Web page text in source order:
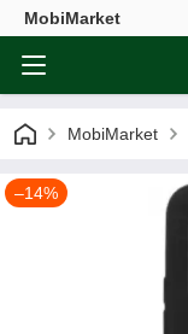
MobiMarket
MobiMarket
–14%